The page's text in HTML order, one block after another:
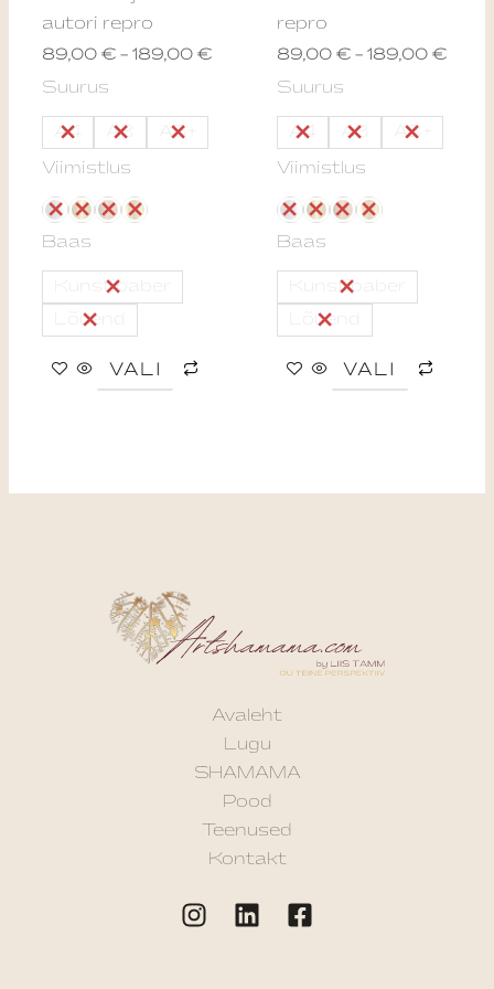
autori repro
89,00€ – 189,00€
Suurus
A4 A3 A3+
Viimistlus
Baas
Kunstipaber
Lõuend
VALI
the
product
page
repro
89,00 € – 189,00 €
Suurus
A4 A3 A3+
Viimistlus
Baas
Kunstipaber
Lõuend
VALI
the
page
Avaleht
Lugu
SHAMAMA
Pood
Teenused
Kontakt